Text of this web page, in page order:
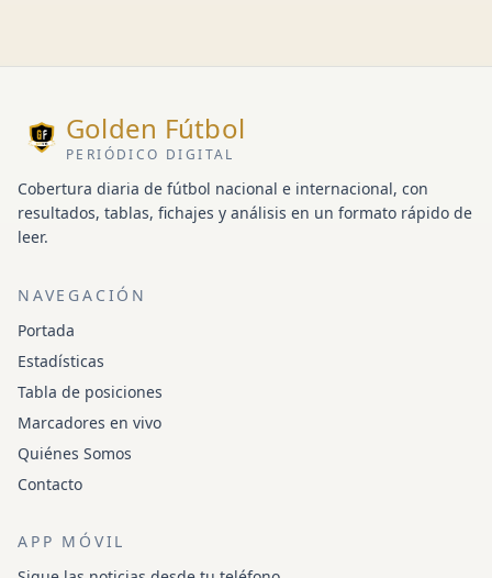
Golden Fútbol
PERIÓDICO DIGITAL
Cobertura diaria de fútbol nacional e internacional, con
resultados, tablas, fichajes y análisis en un formato rápido de
leer.
NAVEGACIÓN
Portada
Estadísticas
Tabla de posiciones
Marcadores en vivo
Quiénes Somos
Contacto
APP MÓVIL